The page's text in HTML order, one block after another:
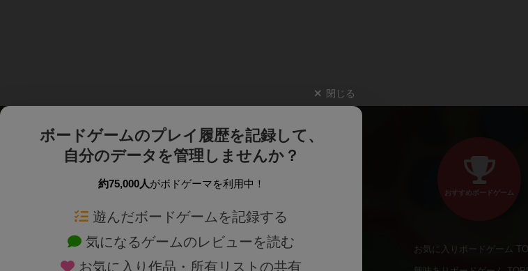
閉じる
ボードゲームのプレイ履歴を記録して、
自分のデータを管理しませんか？
約75,000人がボドゲーマを利用中！
遊んだボードゲームを記録する
気になるゲームのレビューを読む
お気に入り作品・所有リストの共有
ボードゲームを検索する 新作・再入荷情報
おすすめボードゲーム
お気に入りボードゲーム